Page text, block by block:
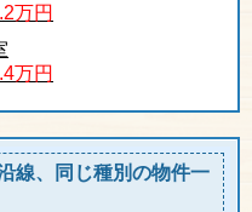
万円
万円
線、同じ種別の物件一